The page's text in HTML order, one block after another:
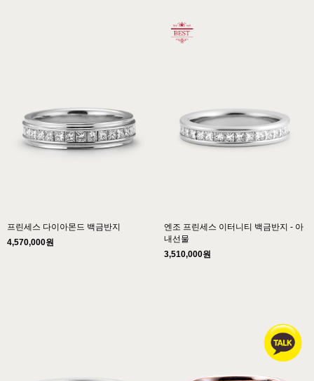
프린세스 다이아몬드 백금반지
4,570,000원
엔조 프린세스 이터니티 백금반지 - 아
내선물
3,510,000원